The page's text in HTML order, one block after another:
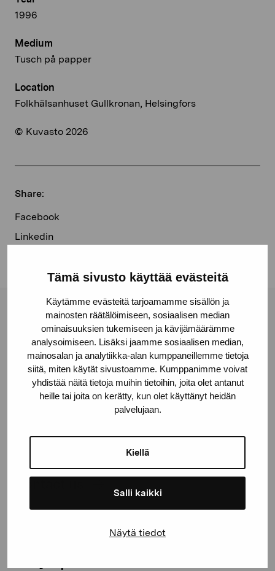
Tämä sivusto käyttää evästeitä
Käytämme evästeitä tarjoamamme sisällön ja
mainosten räätälöimiseen, sosiaalisen median
ominaisuuksien tukemiseen ja kävijämäärämme
analysoimiseen. Lisäksi jaamme sosiaalisen median,
mainosalan ja analytiikka-alan kumppaneillemme tietoja
siitä, miten käytät sivustoamme. Kumppanimme voivat
yhdistää näitä tietoja muihin tietoihin, joita olet antanut
heille tai joita on kerätty, kun olet käyttänyt heidän
palvelujaan.
Kiellä
Salli kaikki
Näytä tiedot
1996
Medium
Tusch på papper
Location
Folkhälsanhuset Gullkronan, Helsingfors
© Kuvasto 2026
Share:
Facebook
Linkedin
Pro Artibus Foundation
Gustav Wasas gata 11
10600 Ekenäs
proartibus@proartibus.fi